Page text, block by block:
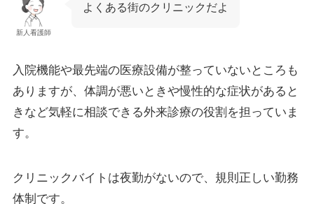
新人看護師
よくある街のクリニックだよ
入院機能や最先端の医療設備が整っていないところも
ありますが、体調が悪いときや慢性的な症状があると
きなど気軽に相談できる外来診療の役割を担っていま
す。
クリニックバイトは夜勤がないので、規則正しい勤務
体制です。